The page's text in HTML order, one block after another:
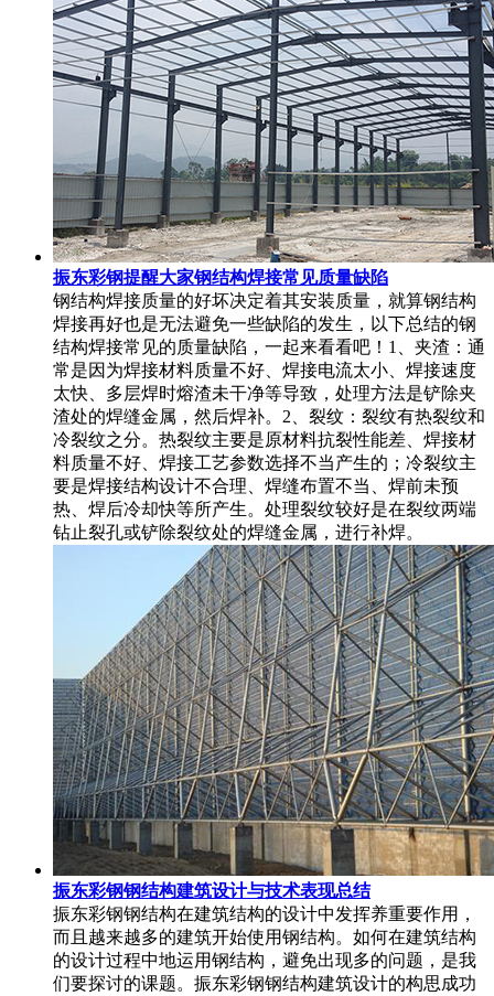
振东彩钢提醒大家钢结构焊接常见质量缺陷
钢结构焊接质量的好坏决定着其安装质量，就算钢结构
焊接再好也是无法避免一些缺陷的发生，以下总结的钢
结构焊接常见的质量缺陷，一起来看看吧！1、夹渣：通
常是因为焊接材料质量不好、焊接电流太小、焊接速度
太快、多层焊时熔渣未干净等导致，处理方法是铲除夹
渣处的焊缝金属，然后焊补。2、裂纹：裂纹有热裂纹和
冷裂纹之分。热裂纹主要是原材料抗裂性能差、焊接材
料质量不好、焊接工艺参数选择不当产生的；冷裂纹主
要是焊接结构设计不合理、焊缝布置不当、焊前未预
热、焊后冷却快等所产生。处理裂纹较好是在裂纹两端
钻止裂孔或铲除裂纹处的焊缝金属，进行补焊。
振东彩钢钢结构建筑设计与技术表现总结
振东彩钢钢结构在建筑结构的设计中发挥养重要作用，
而且越来越多的建筑开始使用钢结构。如何在建筑结构
的设计过程中地运用钢结构，避免出现多的问题，是我
们要探讨的课题。振东彩钢钢结构建筑设计的构思成功